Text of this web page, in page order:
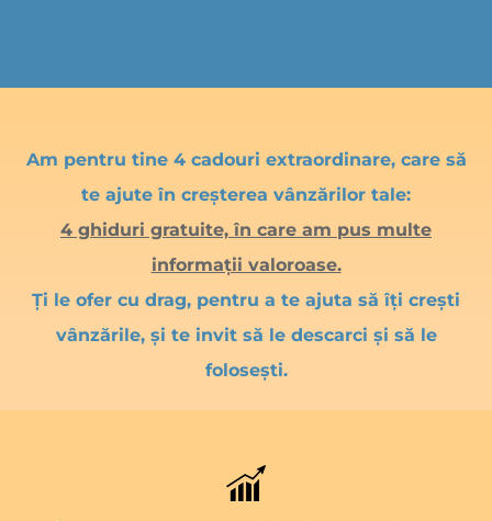
Am pentru tine 4 cadouri extraordinare, care să
te ajute în creșterea vânzărilor tale:
4 ghiduri gratuite, în care am pus multe
informații valoroase.
Ți le ofer cu drag, pentru a te ajuta să îți crești
vânzările, și te invit să le descarci și să le
folosești.